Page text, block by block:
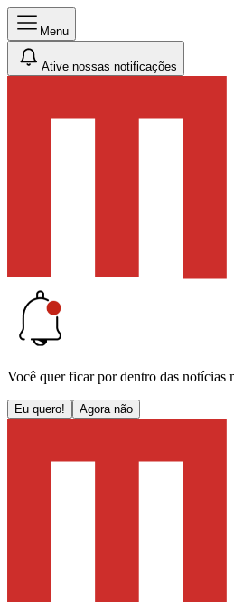
Menu
Ative nossas notificações
Você quer ficar por dentro das notícias
Eu quero! Agora não